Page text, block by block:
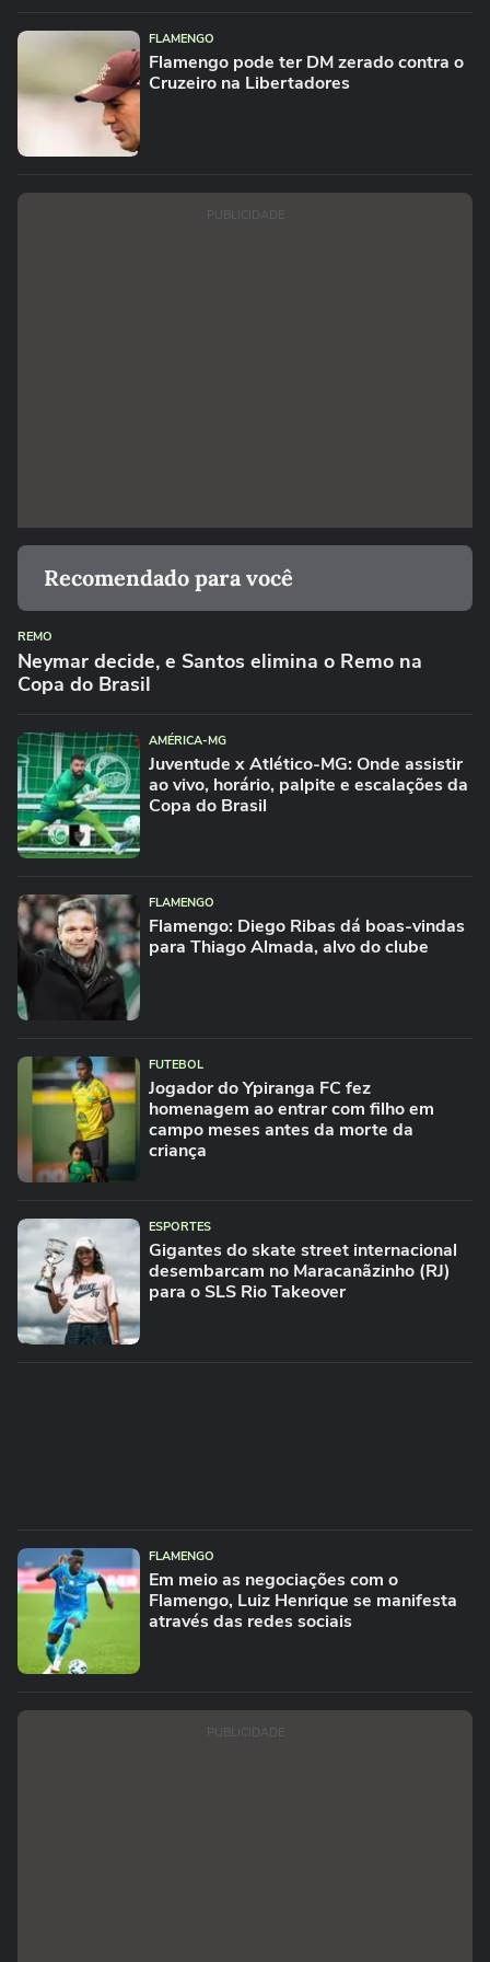
FLAMENGO
Flamengo pode ter DM zerado contra o
Cruzeiro na Libertadores
PUBLICIDADE
Recomendado para você
REMO
Neymar decide, e Santos elimina o Remo na
Copa do Brasil
AMÉRICA-MG
Juventude x Atlético-MG: Onde assistir
ao vivo, horário, palpite e escalações da
Copa do Brasil
FLAMENGO
Flamengo: Diego Ribas dá boas-vindas
para Thiago Almada, alvo do clube
FUTEBOL
Jogador do Ypiranga FC fez
homenagem ao entrar com filho em
campo meses antes da morte da
criança
ESPORTES
Gigantes do skate street internacional
desembarcam no Maracanãzinho (RJ)
para o SLS Rio Takeover
FLAMENGO
Em meio as negociações com o
Flamengo, Luiz Henrique se manifesta
através das redes sociais
PUBLICIDADE